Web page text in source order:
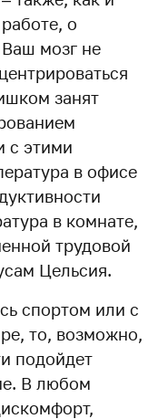
о
мозг не
занят
с этими
в офисе
в комнате,
трудовой
Цельсия.
спортом или с
то, возможно,
подойдет
В любом